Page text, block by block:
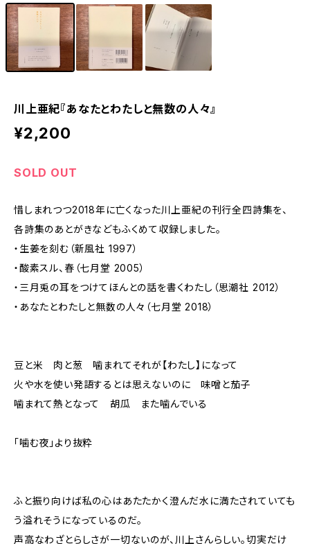
川上亜紀『あなたとわたしと無数の人々』
¥2,200
SOLD OUT
惜しまれつつ2018年に亡くなった川上亜紀の刊行全四詩集を、
各詩集のあとがきなどもふくめて収録しました。
・生姜を刻む（新風社 1997）
・酸素スル、春（七月堂 2005）
・三月兎の耳をつけてほんとの話を書くわたし（思潮社 2012）
・あなたとわたしと無数の人々（七月堂 2018）
豆と米 肉と葱 噛まれてそれが【わたし】になって
火や水を使い発語するとは思えないのに 味噌と茄子
噛まれて熱となって 胡瓜 また噛んでいる
「噛む夜」より抜粋
ふと振り向けば私の心はあたたかく澄んだ水に満たされていても
う溢れそうになっているのだ。
声高なわざとらしさが一切ないのが、川上さんらしい。切実だけ